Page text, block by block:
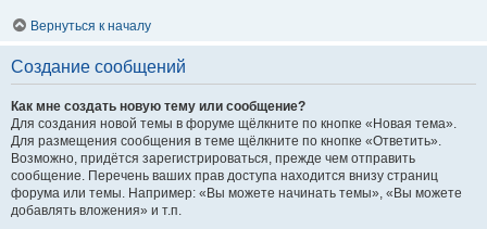
Вернуться к началу
Создание сообщений
Как мне создать новую тему или сообщение?
Для создания новой темы в форуме щёлкните по кнопке «Новая тема».
Для размещения сообщения в теме щёлкните по кнопке «Ответить».
Возможно, придётся зарегистрироваться, прежде чем отправить
сообщение. Перечень ваших прав доступа находится внизу страниц
форума или темы. Например: «Вы можете начинать темы», «Вы можете
добавлять вложения» и т.п.